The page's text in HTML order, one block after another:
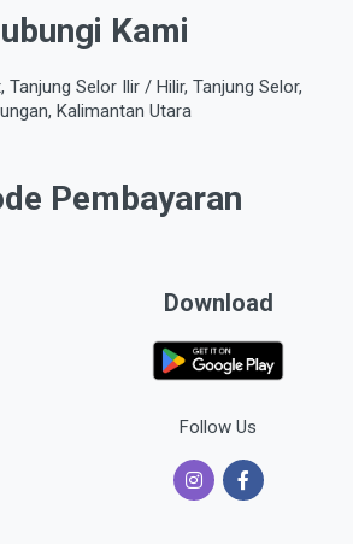
Kami
Tanjung Selor Ilir / Hilir, Tanjung Selor,
Kalimantan Utara
Pembayaran
Download
Follow Us